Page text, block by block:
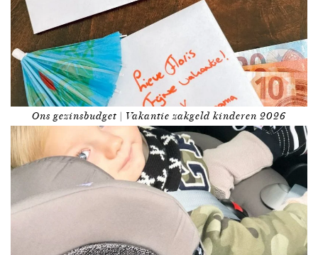
Ons gezinsbudget | Vakantie zakgeld kinderen 2026